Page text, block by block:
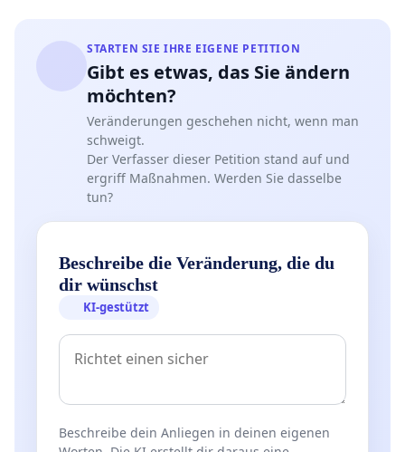
STARTEN SIE IHRE EIGENE PETITION
Gibt es etwas, das Sie ändern
möchten?
Veränderungen geschehen nicht, wenn man
schweigt.
Der Verfasser dieser Petition stand auf und
ergriff Maßnahmen. Werden Sie dasselbe
tun?
Beschreibe die Veränderung, die du
dir wünschst
KI-gestützt
Beschreibe dein Anliegen in deinen eigenen